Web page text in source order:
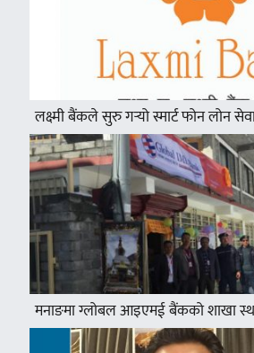
लक्ष्मी बैंकले सुरु गर्‍यो स्मार्ट फोन लोन
मनाङमा ग्लोबल आइएमई बैंकको शाखा